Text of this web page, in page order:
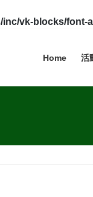
vk-blocks/font-
Home 活